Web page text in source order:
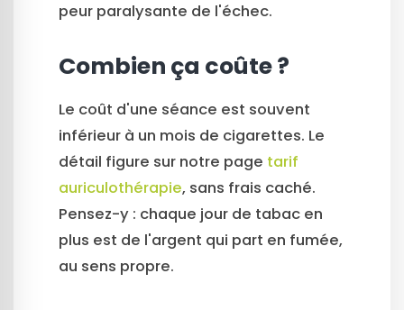
peur paralysante de l'échec.
Combien ça coûte ?
Le coût d'une séance est souvent
inférieur à un mois de cigarettes. Le
détail figure sur notre page tarif
auriculothérapie, sans frais caché.
Pensez-y : chaque jour de tabac en
plus est de l'argent qui part en fumée,
au sens propre.